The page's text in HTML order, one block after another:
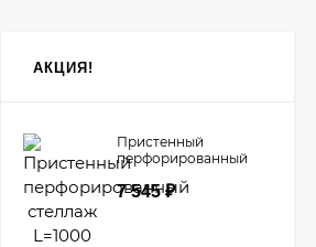
АКЦИЯ!
Пристенный
перфорированный
H=2200 мм
7 545₽